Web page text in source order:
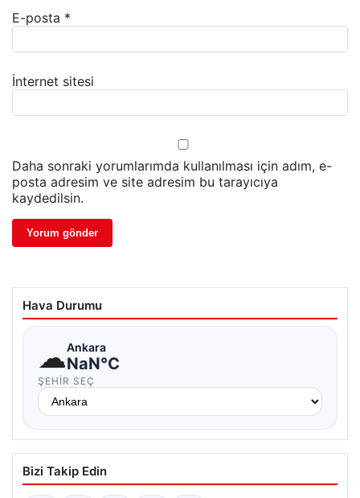
E-posta *
İnternet sitesi
Daha sonraki yorumlarımda kullanılması için adım, e-
posta adresim ve site adresim bu tarayıcıya
kaydedilsin.
Hava Durumu
☁Ankara
NaN°C
ŞEHIR SEÇ
Bizi Takip Edin